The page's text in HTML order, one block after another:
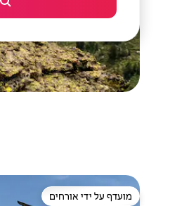
מועדף על ידי אורחים
מועדף על ידי אורחים